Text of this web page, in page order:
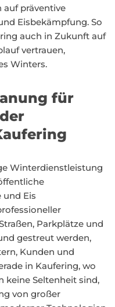
auf präventive
Eisbekämpfung. So
auch in Zukunft auf
vertrauen,
Winters.
für
Winterdienstleistung
und Eis
Parkplätze und
gestreut werden,
Kunden und
in Kaufering, wo
Seltenheit sind,
von großer